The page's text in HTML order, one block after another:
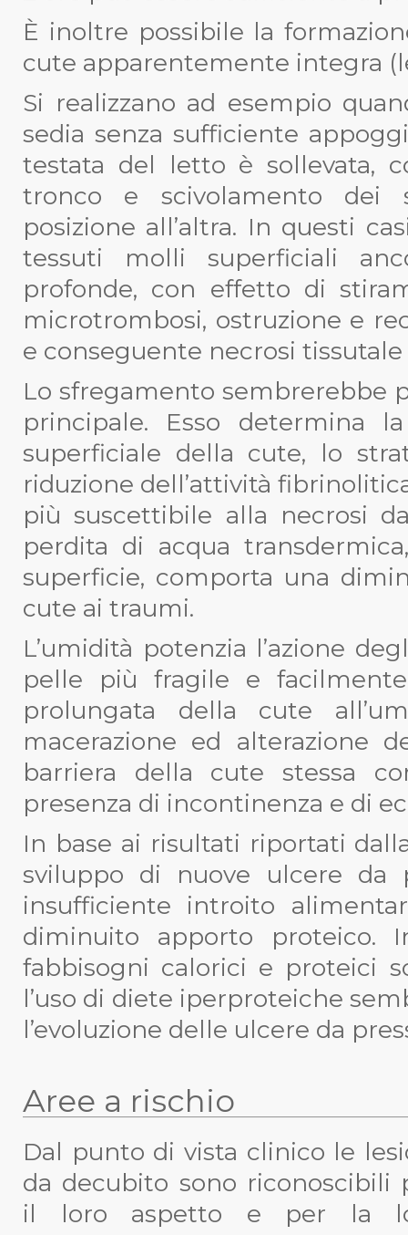
È inoltre possibile la
cute apparentemente integra
Si realizzano ad esempio
sedia senza sufficiente
testata del letto è sollevata,
tronco e scivolamento dei
posizione all’altra. In questi
tessuti molli superficiali
profonde, con effetto di
microtrombosi, ostruzione e
e conseguente necrosi
Lo sfregamento sembrerebbe
principale. Esso determina
superficiale della cute, lo
riduzione dell’attività
più suscettibile alla necrosi
perdita di acqua
superficie, comporta una
cute ai traumi.
L’umidità potenzia l’azione
pelle più fragile e facilmente
prolungata della cute
macerazione ed alterazione
barriera della cute stessa
presenza di incontinenza e di
In base ai risultati riportati
sviluppo di nuove ulcere da
insufficiente introito
diminuito apporto
fabbisogni calorici e proteici
l’uso di diete iperproteiche
l’evoluzione delle ulcere da
Aree a rischio
Dal punto di vista clinico le
da decubito sono riconoscibili
il loro aspetto e per la